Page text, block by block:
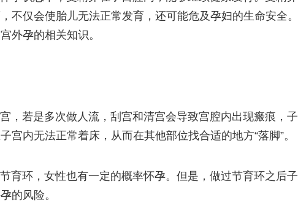
不仅会使胎儿无法正常发育，还可能危及孕妇的生命安全。
外孕的相关知识。
，若是多次做人流，刮宫和清宫会导致宫腔内出现瘢痕，子
宫内无法正常着床，从而在其他部位找合适的地方“落脚”。
育环，女性也有一定的概率怀孕。但是，做过节育环之后子
的风险。